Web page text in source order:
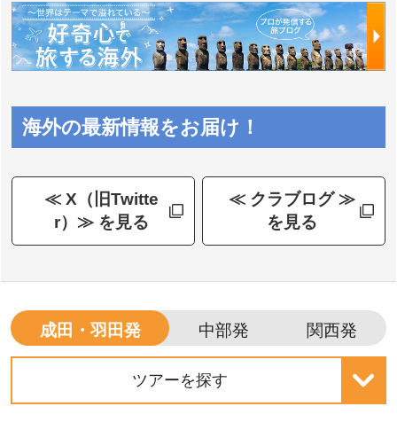
海外の最新情報をお届け！
≪ X（旧Twitte
r）≫ を見る
≪ クラブログ ≫
を見る
成田・羽田発 中部発 関西発
ツアーを探す